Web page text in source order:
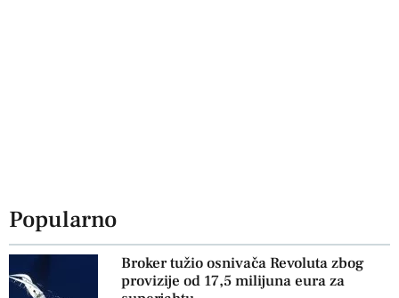
Popularno
Broker tužio osnivača Revoluta zbog
provizije od 17,5 milijuna eura za